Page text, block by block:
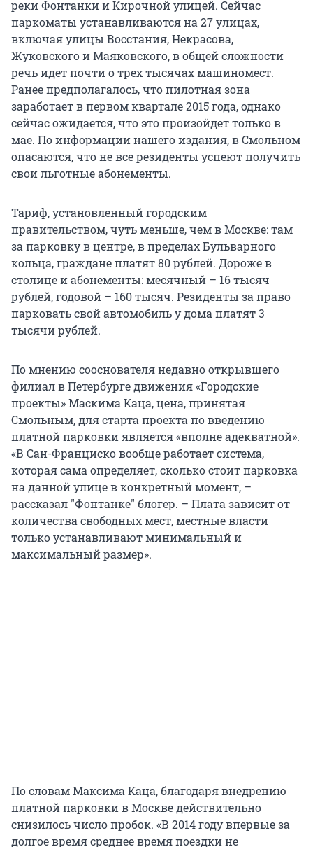
реки Фонтанки и Кирочной улицей. Сейчас
паркоматы устанавливаются на 27 улицах,
включая улицы Восстания, Некрасова,
Жуковского и Маяковского, в общей сложности
речь идет почти о трех тысячах машиномест.
Ранее предполагалось, что пилотная зона
заработает в первом квартале 2015 года, однако
сейчас ожидается, что это произойдет только в
мае. По информации нашего издания, в Смольном
опасаются, что не все резиденты успеют получить
свои льготные абонементы.
Тариф, установленный городским
правительством, чуть меньше, чем в Москве: там
за парковку в центре, в пределах Бульварного
кольца, граждане платят 80 рублей. Дороже в
столице и абонементы: месячный – 16 тысяч
рублей, годовой – 160 тысяч. Резиденты за право
парковать свой автомобиль у дома платят 3
тысячи рублей.
По мнению сооснователя недавно открывшего
филиал в Петербурге движения «Городские
проекты» Маскима Каца, цена, принятая
Смольным, для старта проекта по введению
платной парковки является «вполне адекватной».
«В Сан-Франциско вообще работает система,
которая сама определяет, сколько стоит парковка
на данной улице в конкретный момент, –
рассказал "Фонтанке" блогер. – Плата зависит от
количества свободных мест, местные власти
только устанавливают минимальный и
максимальный размер».
По словам Максима Каца, благодаря внедрению
платной парковки в Москве действительно
снизилось число пробок. «В 2014 году впервые за
долгое время среднее время поездки не